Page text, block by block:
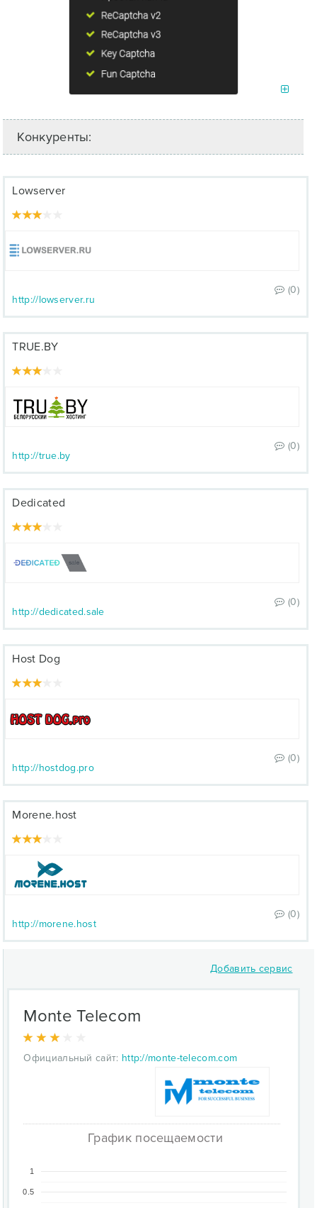
Конкуренты:
Lowserver
(0)
http://lowserver.ru
TRUE.BY
(0)
http://true.by
Dedicated
(0)
http://dedicated.sale
Host Dog
(0)
http://hostdog.pro
Morene.host
(0)
http://morene.host
Добавить сервис
Monte Telecom
Официальный сайт: http://monte-telecom.com
График посещаемости
0.5
1